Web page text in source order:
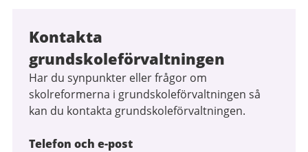
Kontakta
grundskoleförvaltningen
Har du synpunkter eller frågor om
skolreformerna i grundskoleförvaltningen så
kan du kontakta grundskoleförvaltningen.
Telefon och e-post